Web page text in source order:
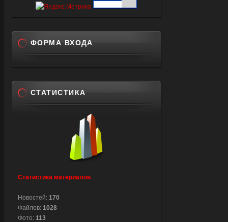
ФОРМА ВХОДА
СТАТИСТИКА
Статистика материалов
Новостей: 170
Файлов: 1028
Фото: 113